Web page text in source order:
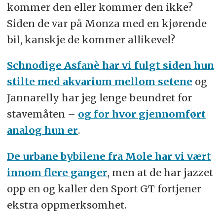
kommer den eller kommer den ikke?
Siden de var på Monza med en kjørende
bil, kanskje de kommer allikevel?
Schnodige Asfanè har vi fulgt siden hun
stilte med akvarium mellom setene og
Jannarelly har jeg lenge beundret for
stavemåten – og for hvor gjennomført
analog hun er.
De urbane bybilene fra Mole har vi vært
innom flere ganger, men at de har jazzet
opp en og kaller den Sport GT fortjener
ekstra oppmerksomhet.